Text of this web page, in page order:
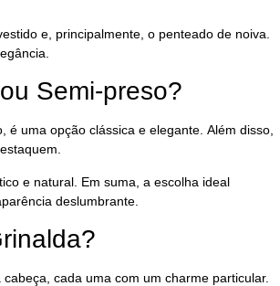
e, principalmente, o penteado de noiva.
Semi-preso?
é uma opção clássica e elegante. Além disso,
e natural. Em suma, a escolha ideal
deslumbrante.
cada uma com um charme particular.